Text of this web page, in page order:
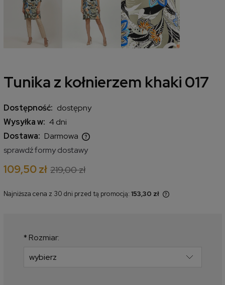
Tunika z kołnierzem khaki 017
Dostępność: dostępny
Wysyłka w: 4 dni
Dostawa: Darmowa
Cena nie zawiera ewentualnych kosztów płatności
sprawdź formy dostawy
109,50 zł 219,00 zł
Najniższa cena z 30 dni przed tą promocją: 153,30 zł
* Rozmiar: